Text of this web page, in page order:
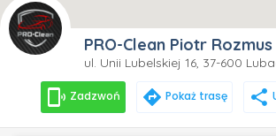
PRO-Clean Piotr Rozmus
ul. Unii Lubelskiej 16, 37-600
phonelink_ring Zadzwoń directions Pokaż trasę share